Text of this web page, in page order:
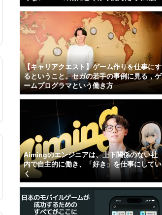
【キャリアクエスト】ゲーム作りを仕事にす
るということ。セガの若手の事例に見る，ゲ
ームプログラマという働き方
Aimingのエンジニアは、上下関係のない社
内で自主的に働き、「好き」を仕事にしてい
く